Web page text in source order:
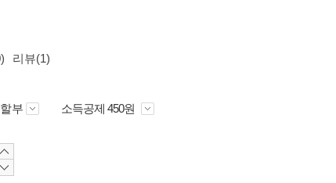
리뷰(1)
부 소득공제 450원